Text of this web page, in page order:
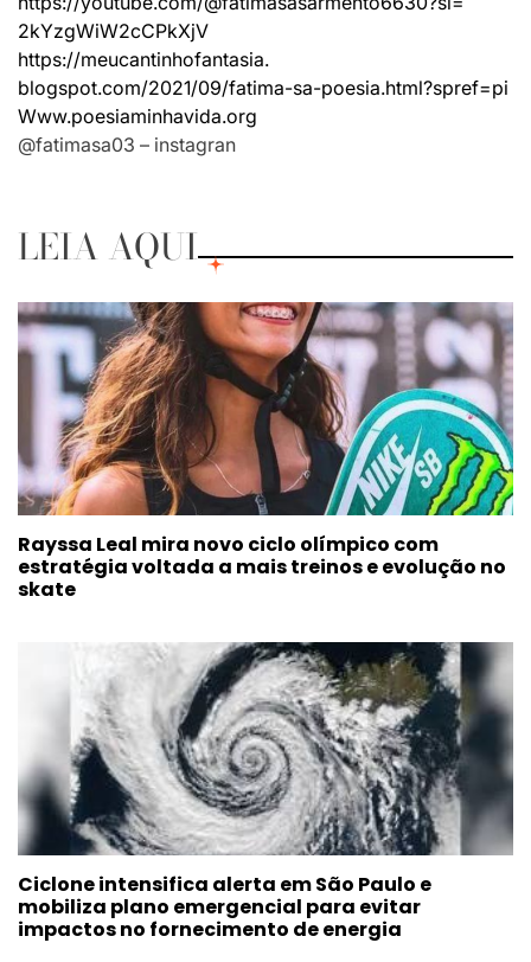
2kYzgWiW2cCPkXjV
https://meucantinhofantasia.
blogspot.com/2021/09/fatima-sa-poesia.html?spref=pi
Www.poesiaminhavida.org
@fatimasa03 – instagran
LEIA AQUI
Rayssa Leal mira novo ciclo olímpico com
estratégia voltada a mais treinos e evolução no
skate
Ciclone intensifica alerta em São Paulo e
mobiliza plano emergencial para evitar
impactos no fornecimento de energia